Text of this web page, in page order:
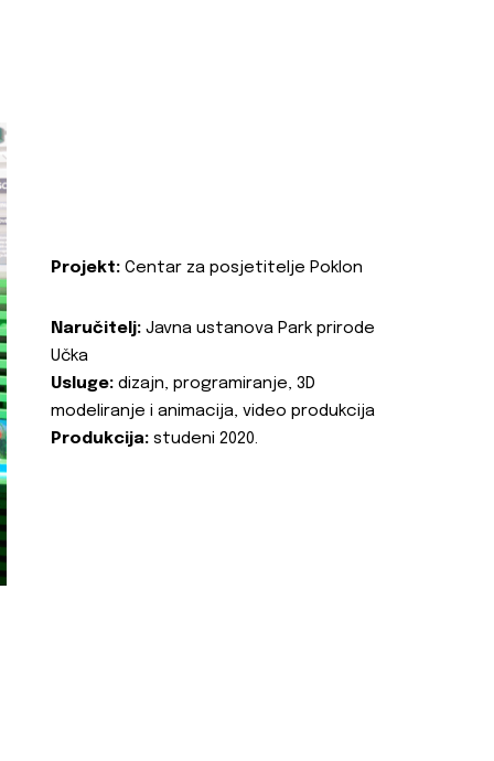
Projekt: Centar za posjetitelje Poklon
Naručitelj: Javna ustanova Park prirode
Učka
Usluge: dizajn, programiranje, 3D
modeliranje i animacija, video produkcija
Produkcija: studeni 2020.